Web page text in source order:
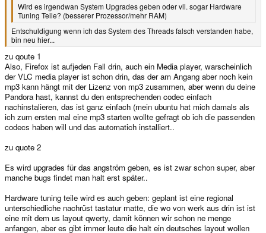
Wird es irgendwan System Upgrades geben oder vll. sogar Hardware
Tuning Teile? (besserer Prozessor/mehr RAM)
Entschuldigung wenn ich das System des Threads falsch verstanden habe,
bin neu hier...
zu qoute 1
Also, Firefox ist aufjeden Fall drin, auch ein Media player, warscheinlich
der VLC media player ist schon drin, das der am Angang aber noch kein
mp3 kann hängt mit der Lizenz von mp3 zusammen, aber wenn du deine
Pandora hast, kannst du den entsprechenden codec einfach
nachinstalieren, das ist ganz einfach (mein ubuntu hat mich damals als
ich zum ersten mal eine mp3 starten wollte gefragt ob ich die passenden
codecs haben will und das automatich installiert..
zu quote 2
Es wird upgrades für das angström geben, es ist zwar schon super, aber
manche bugs findet man halt erst später..
Hardware tuning teile wird es auch geben: geplant ist eine regional
unterschiedliche nachrüst tastatur matte, die wo von werk aus drin ist ist
eine mit dem us layout qwerty, damit können wir schon ne menge
anfangen, aber es gibt immer leute die halt ein deutsches layout wollen